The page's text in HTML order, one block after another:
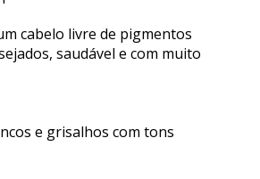
cabelo livre de pigmentos
saudável e com muito
e grisalhos com tons